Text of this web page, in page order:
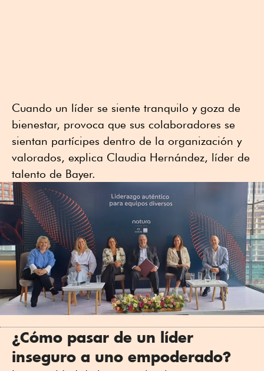
Cuando un líder se siente tranquilo y goza de
bienestar, provoca que sus colaboradores se
sientan partícipes dentro de la organización y
valorados, explica Claudia Hernández, líder de
talento de Bayer.
¿Cómo pasar de un líder
inseguro a uno empoderado?